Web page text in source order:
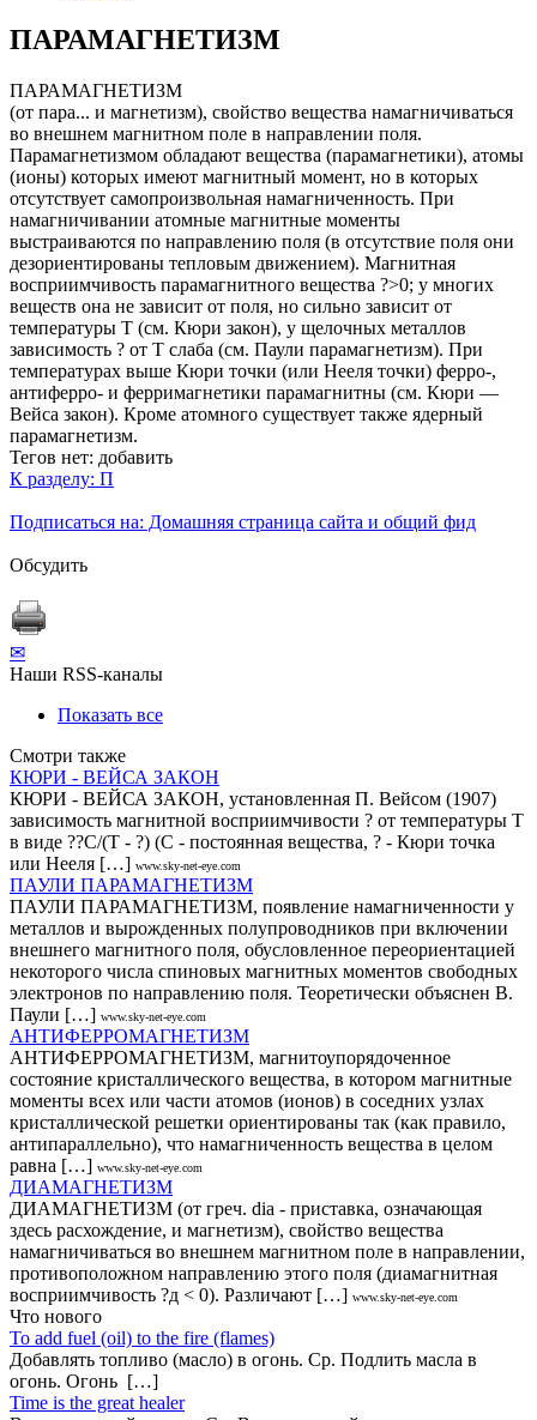
ПАРАМАГНЕТИЗМ
ПАРАМАГНЕТИЗМ
(от пара... и магнетизм), свойство вещества намагничиваться
во внешнем магнитном поле в направлении поля.
Парамагнетизмом обладают вещества (парамагнетики), атомы
(ионы) которых имеют магнитный момент, но в которых
отсутствует самопроизвольная намагниченность. При
намагничивании атомные магнитные моменты
выстраиваются по направлению поля (в отсутствие поля они
дезориентированы тепловым движением). Магнитная
восприимчивость парамагнитного вещества ?>0; у многих
веществ она не зависит от поля, но сильно зависит от
температуры Т (см. Кюри закон), у щелочных металлов
зависимость ? от Т слаба (см. Паули парамагнетизм). При
температурах выше Кюри точки (или Нееля точки) ферро-,
антиферро- и ферримагнетики парамагнитны (см. Кюри —
Вейса закон). Кроме атомного существует также ядерный
парамагнетизм.
Тегов нет: добавить
К разделу: П
Подписаться на: Домашняя страница сайта и общий фид
Обсудить
✉
Наши RSS-каналы
Показать все
Смотри также
КЮРИ - ВЕЙСА ЗАКОН
КЮРИ - ВЕЙСА ЗАКОН, установленная П. Вейсом (1907)
зависимость магнитной восприимчивости ? от температуры Т
в виде ??С/(Т - ?) (С - постоянная вещества, ? - Кюри точка
или Нееля […] www.sky-net-eye.com
ПАУЛИ ПАРАМАГНЕТИЗМ
ПАУЛИ ПАРАМАГНЕТИЗМ, появление намагниченности у
металлов и вырожденных полупроводников при включении
внешнего магнитного поля, обусловленное переориентацией
некоторого числа спиновых магнитных моментов свободных
электронов по направлению поля. Теоретически объяснен В.
Паули […] www.sky-net-eye.com
АНТИФЕРРОМАГНЕТИЗМ
АНТИФЕРРОМАГНЕТИЗМ, магнитоупорядоченное
состояние кристаллического вещества, в котором магнитные
моменты всех или части атомов (ионов) в соседних узлах
кристаллической решетки ориентированы так (как правило,
антипараллельно), что намагниченность вещества в целом
равна […] www.sky-net-eye.com
ДИАМАГНЕТИЗМ
ДИАМАГНЕТИЗМ (от греч. dia - приставка, означающая
здесь расхождение, и магнетизм), свойство вещества
намагничиваться во внешнем магнитном поле в направлении,
противоположном направлению этого поля (диамагнитная
восприимчивость ?д < 0). Различают […] www.sky-net-eye.com
Что нового
То add fuel (oil) to the fire (flames)
Добавлять топливо (масло) в огонь. Ср. Подлить масла в
огонь. Огонь […]
Time is the great healer